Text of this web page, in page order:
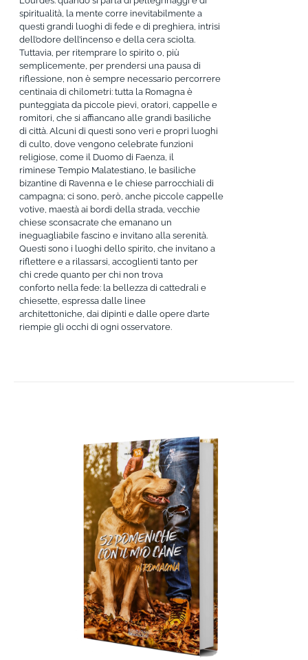
spiritualità, la mente corre inevitabilmente a
questi grandi luoghi di fede e di preghiera, intrisi
dell’odore dell’incenso e della cera sciolta.
Tuttavia, per ritemprare lo spirito o, più
semplicemente, per prendersi una pausa di
riflessione, non è sempre necessario percorrere
centinaia di chilometri: tutta la Romagna è
punteggiata da piccole pievi, oratori, cappelle e
romitori, che si affiancano alle grandi basiliche
di città. Alcuni di questi sono veri e propri luoghi
di culto, dove vengono celebrate funzioni
religiose, come il Duomo di Faenza, il
riminese Tempio Malatestiano, le basiliche
bizantine di Ravenna e le chiese parrocchiali di
campagna; ci sono, però, anche piccole cappelle
votive, maestà ai bordi della strada, vecchie
chiese sconsacrate che emanano un
ineguagliabile fascino e invitano alla serenità.
Questi sono i luoghi dello spirito, che invitano a
riflettere e a rilassarsi, accoglienti tanto per
chi crede quanto per chi non trova
conforto nella fede: la bellezza di cattedrali e
chiesette, espressa dalle linee
architettoniche, dai dipinti e dalle opere d’arte
riempie gli occhi di ogni osservatore.
AGGIUNGI AL CARRELLO / DETTAGLI